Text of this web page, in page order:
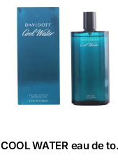
COOL WATER eau de